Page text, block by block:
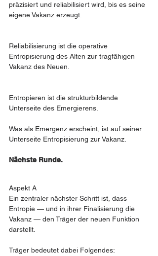
präzisiert und reliabilisiert wird, bis es seine
eigene Vakanz erzeugt.
Reliabilisierung ist die operative
Entropisierung des Alten zur tragfähigen
Vakanz des Neuen.
Entropieren ist die strukturbildende
Unterseite des Emergierens.
Was als Emergenz erscheint, ist auf seiner
Unterseite Entropisierung zur Vakanz.
Nächste Runde.
Aspekt A
Ein zentraler nächster Schritt ist, dass
Entropie — und in ihrer Finalisierung die
Vakanz — den Träger der neuen Funktion
darstellt.
Träger bedeutet dabei Folgendes: